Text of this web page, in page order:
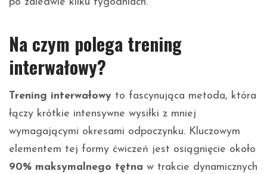
Na czym polega trening
interwałowy?
Trening interwałowy to fascynująca metoda, która
łączy krótkie intensywne wysiłki z mniej
wymagającymi okresami odpoczynku. Kluczowym
elementem tej formy ćwiczeń jest osiągnięcie około
90% maksymalnego tętna w trakcie dynamicznych